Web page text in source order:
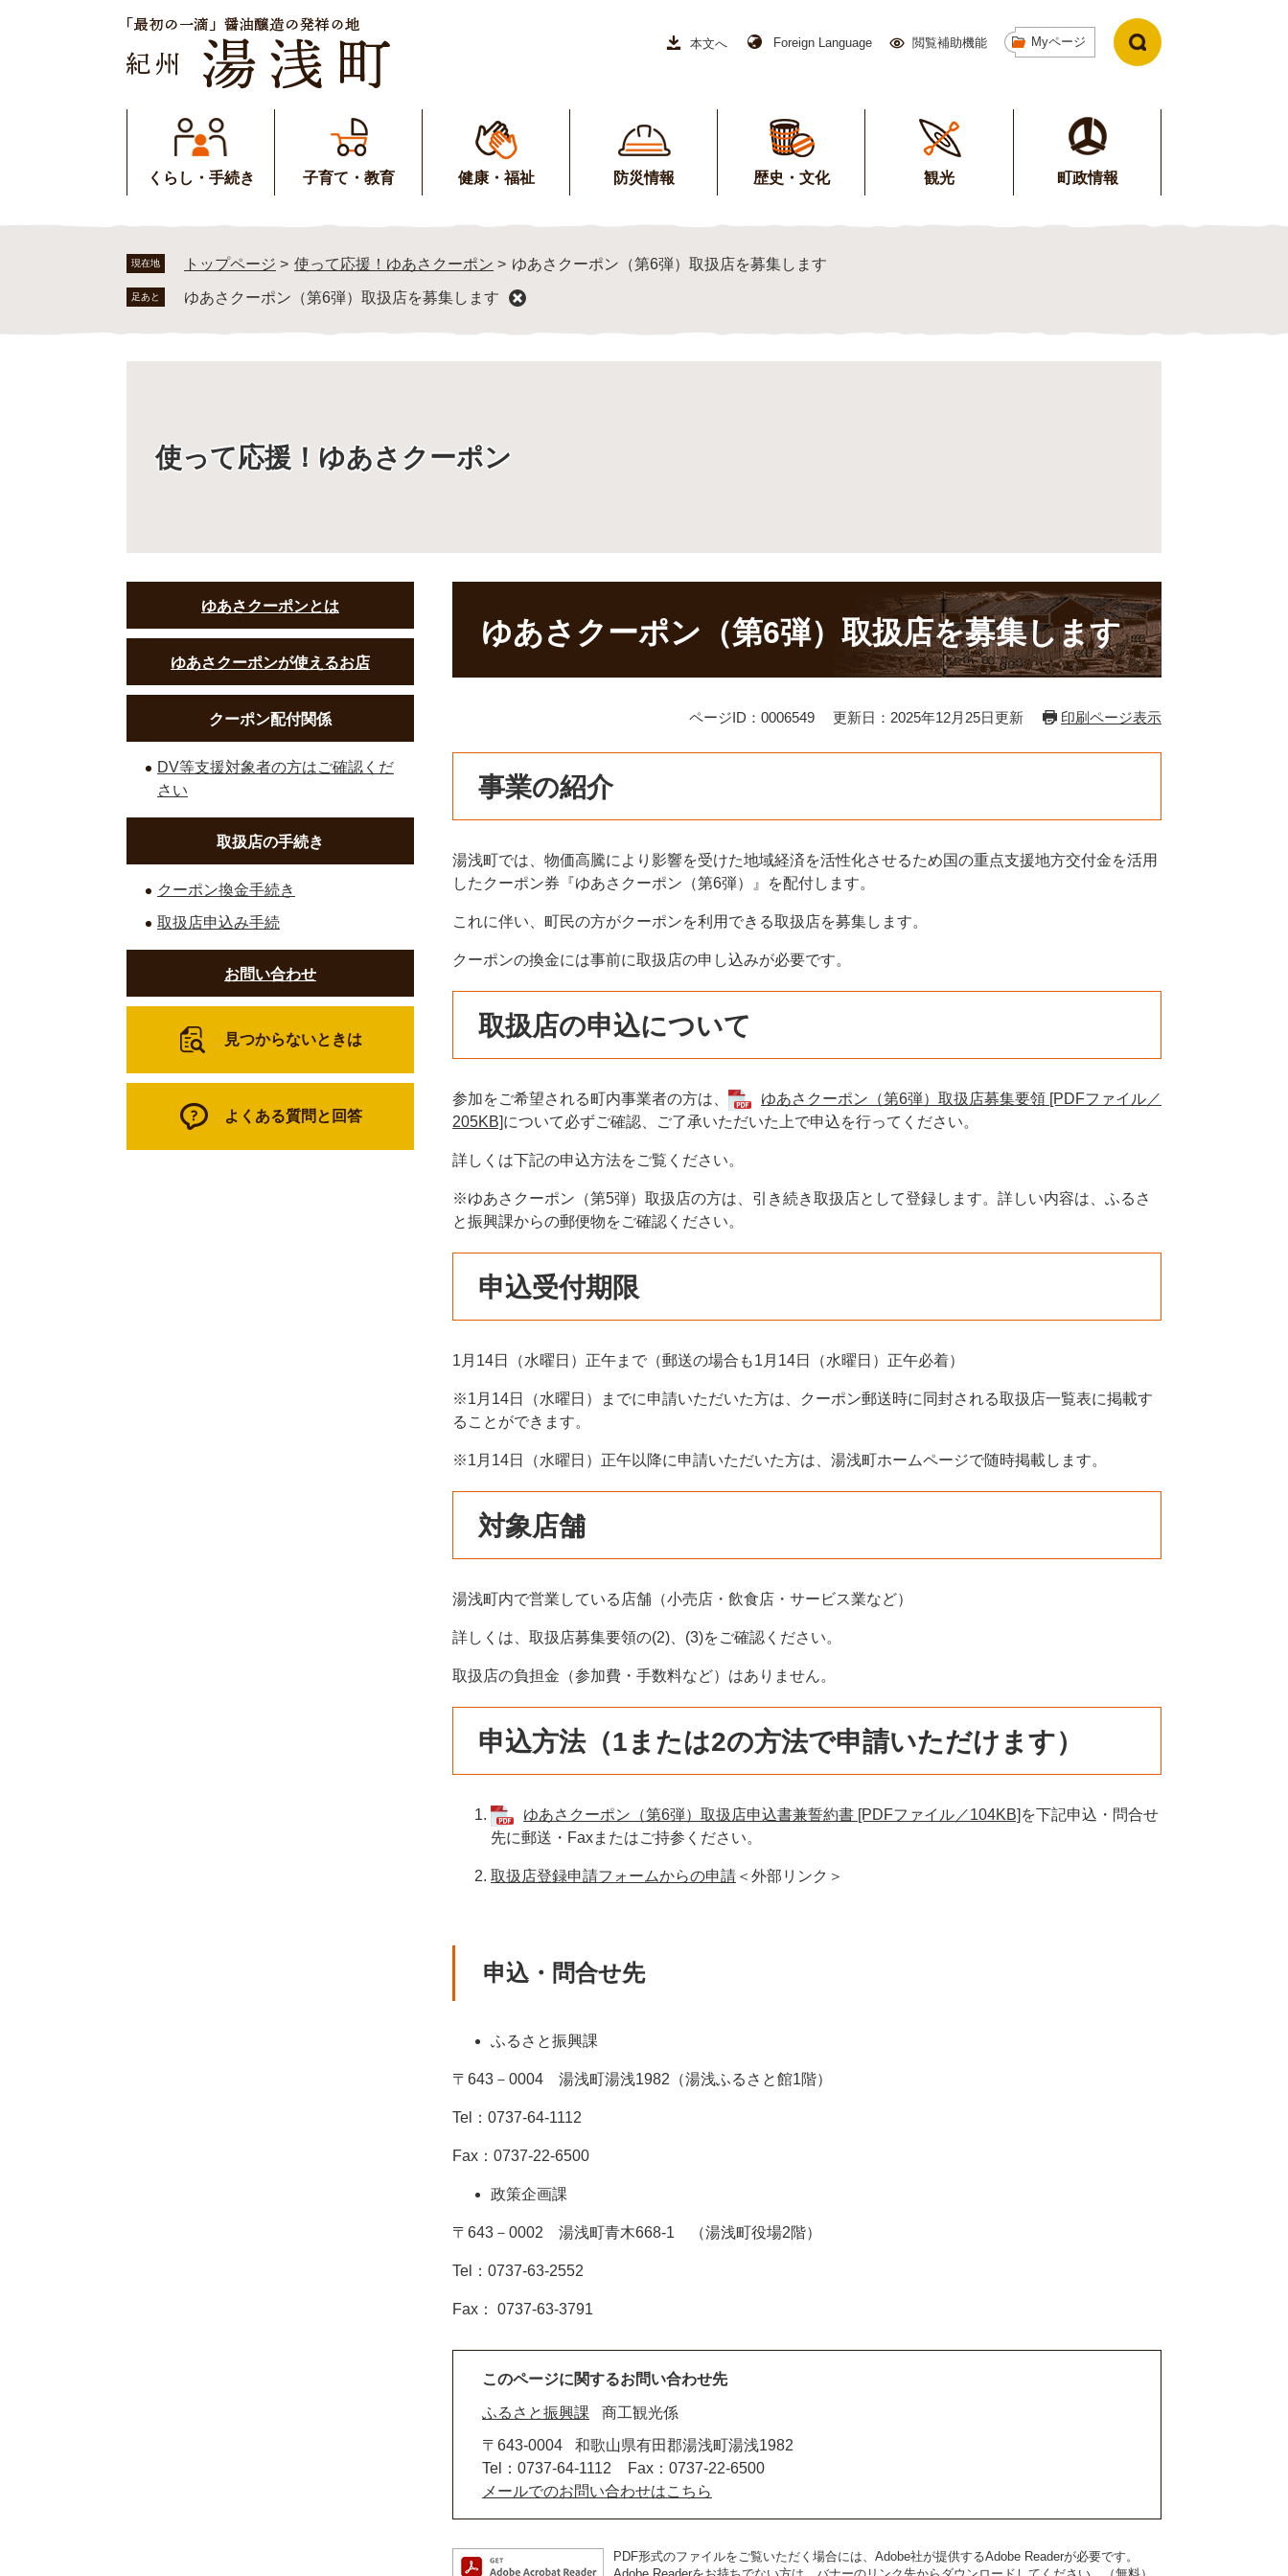
本文へ Foreign Language 閲覧補助機能 Myページ
くらし・手続き 子育て・教育 健康・福祉 防災情報 歴史・文化 観光 町政情報
現在地 トップページ > 使って応援！ゆあさクーポン > ゆあさクーポン（第6弾）取扱店を募集します
足あと ゆあさクーポン（第6弾）取扱店を募集します
使って応援！ゆあさクーポン
ゆあさクーポン（第6弾）取扱店を募集します
ページID：0006549 更新日：2025年12月25日更新 印刷ページ表示
事業の紹介
湯浅町では、物価高騰により影響を受けた地域経済を活性化させるため国の重点支援地方交付金を活用
したクーポン券『ゆあさクーポン（第6弾）』を配付します。
これに伴い、町民の方がクーポンを利用できる取扱店を募集します。
クーポンの換金には事前に取扱店の申し込みが必要です。
取扱店の申込について
参加をご希望される町内事業者の方は、
ゆあさクーポン（第6弾）取扱店募集要領 [PDFファイル／
205KB]について必ずご確認、ご了承いただいた上で申込を行ってください。
詳しくは下記の申込方法をご覧ください。
※ゆあさクーポン（第5弾）取扱店の方は、引き続き取扱店として登録します。詳しい内容は、ふるさ
と振興課からの郵便物をご確認ください。
申込受付期限
1月14日（水曜日）正午まで（郵送の場合も1月14日（水曜日）正午必着）
※1月14日（水曜日）までに申請いただいた方は、クーポン郵送時に同封される取扱店一覧表に掲載す
ることができます。
※1月14日（水曜日）正午以降に申請いただいた方は、湯浅町ホームページで随時掲載します。
対象店舗
湯浅町内で営業している店舗（小売店・飲食店・サービス業など）
詳しくは、取扱店募集要領の(2)、(3)をご確認ください。
取扱店の負担金（参加費・手数料など）はありません。
申込方法（1または2の方法で申請いただけます）
ゆあさクーポン（第6弾）取扱店申込書兼誓約書 [PDFファイル／104KB] を下記申込・問合せ
先に郵送・Faxまたはご持参ください。
取扱店登録申請フォームからの申請 ＜外部リンク＞
申込・問合せ先
ふるさと振興課
〒643－0004 湯浅町湯浅1982（湯浅ふるさと館1階）
Tel：0737-64-1112
Fax：0737-22-6500
政策企画課
〒643－0002 湯浅町青木668‐1 （湯浅町役場2階）
Tel：0737-63-2552
Fax： 0737-63-3791
このページに関するお問い合わせ先
ふるさと振興課
商工観光係
〒643-0004
和歌山県有田郡湯浅町湯浅1982
Tel：0737-64-1112
Fax：0737-22-6500
メールでのお問い合わせはこちら
PDF形式のファイルをご覧いただく場合には、Adobe社が提供するAdobe Readerが必要です。
ゆあさクーポンとは
ゆあさクーポンが使えるお店
クーポン配付関係
DV等支援対象者の方はご確認くだ
さい
取扱店の手続き
クーポン換金手続き
取扱店申込み手続
お問い合わせ
見つからないときは
よくある質問と回答